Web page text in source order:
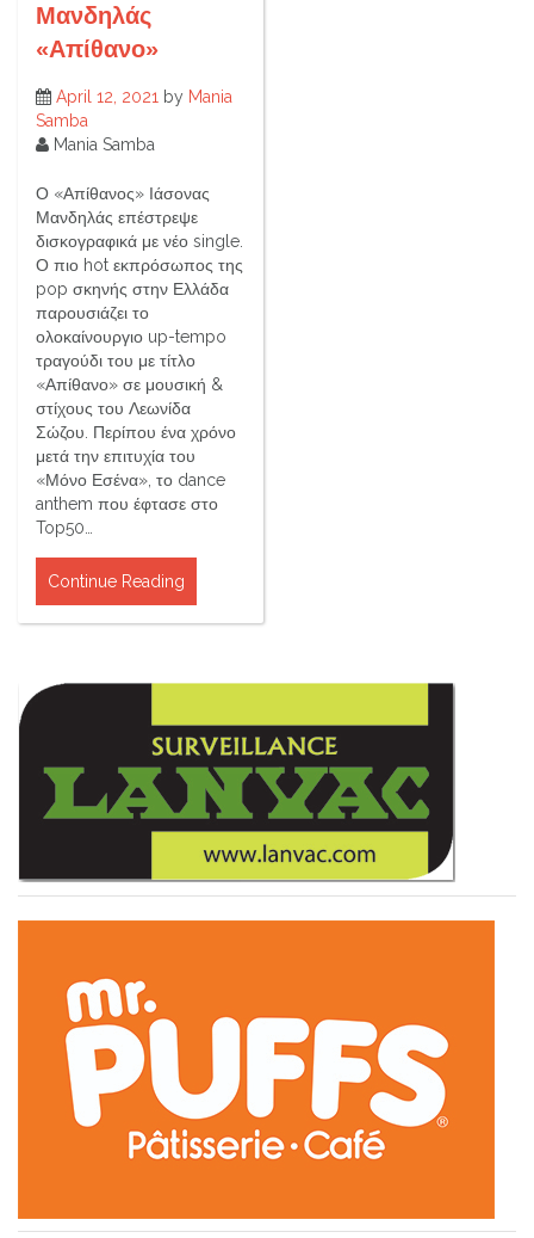
Μανδηλάς
«Απίθανο»
April 12, 2021 by Mania
Samba
Mania Samba
Ο «Απίθανος» Ιάσονας
Μανδηλάς επέστρεψε
δισκογραφικά με νέο single.
Ο πιο hot εκπρόσωπος της
pop σκηνής στην Ελλάδα
παρουσιάζει το
ολοκαίνουργιο up-tempo
τραγούδι του με τίτλο
«Απίθανο» σε μουσική &
στίχους του Λεωνίδα
Σώζου. Περίπου ένα χρόνο
μετά την επιτυχία του
«Μόνο Εσένα», το dance
anthem που έφτασε στο
Top50…
Continue Reading